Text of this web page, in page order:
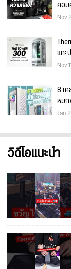
คอม
Nov
แกะ
Nov
8 เ
หมก
Jan
วิดีโอแนะนำ